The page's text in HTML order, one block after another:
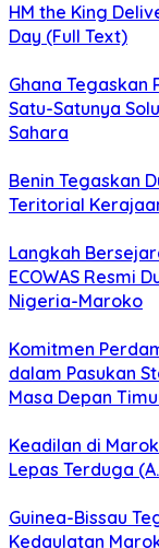
HM the King
Day (Full Text)
Ghana Tegaskan
Satu-Satunya
Sahara
Benin Tegaskan
Teritorial
Langkah
ECOWAS Resmi
Nigeria-Maroko
Komitmen
dalam Pasukan
Masa Depan
Keadilan di
Lepas Terduga
Guinea-Bissau
Kedaulatan